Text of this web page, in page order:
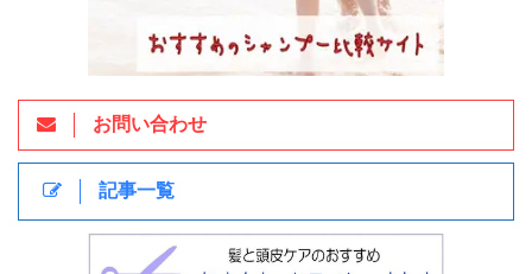
お問い合わせ
記事一覧